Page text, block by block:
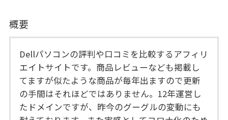
概要
Dellパソコンの評判や口コミを比較するアフィリ
エイトサイトです。商品レビューなども掲載し
てますが似たような商品が毎年出ますので更新
の手間はそれほどではありません。12年運営し
たドメインですが、昨今のグーグルの変動にも